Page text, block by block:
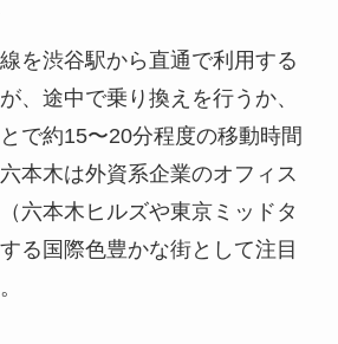
を渋谷駅から直通で利用する
、途中で乗り換えを行うか、
で約15〜20分程度の移動時間
本木は外資系企業のオフィス
六本木ヒルズや東京ミッドタ
る国際色豊かな街として注目